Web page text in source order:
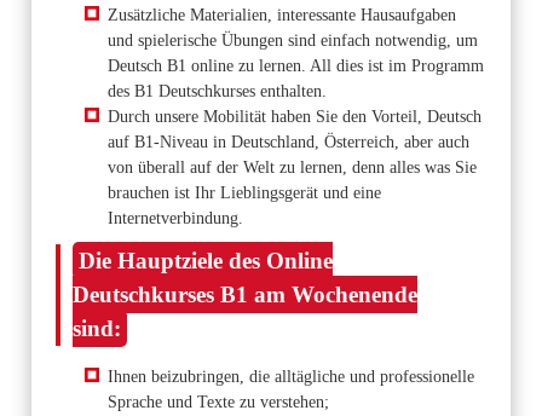
Zusätzliche Materialien, interessante Hausaufgaben
und spielerische Übungen sind einfach notwendig, um
Deutsch B1 online zu lernen. All dies ist im Programm
des B1 Deutschkurses enthalten.
Durch unsere Mobilität haben Sie den Vorteil, Deutsch
auf B1-Niveau in Deutschland, Österreich, aber auch
von überall auf der Welt zu lernen, denn alles was Sie
brauchen ist Ihr Lieblingsgerät und eine
Internetverbindung.
Die Hauptziele des Online
Deutschkurses B1 am Wochenende
sind:
Ihnen beizubringen, die alltägliche und professionelle
Sprache und Texte zu verstehen;